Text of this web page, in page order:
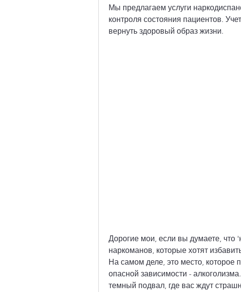
Мы предлагаем услуги
контроля состояния пациентов.
вернуть здоровый образ жизни.
Дорогие мои, если вы думаете, что
наркоманов, которые хотят
На самом деле, это место, которое
опасной зависимости -
темный подвал, где вас ждут